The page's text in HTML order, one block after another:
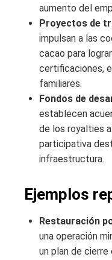
aumento del
Proyectos de
impulsan a las
cacao para
certificaciones,
familiares.
Fondos de
establecen
de los royalties
participativa
infraestructura.
Ejemplos
Restauración
una operación
un plan de